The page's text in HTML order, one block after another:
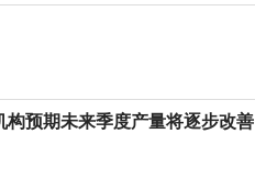
预期未来季度产量将逐步改善